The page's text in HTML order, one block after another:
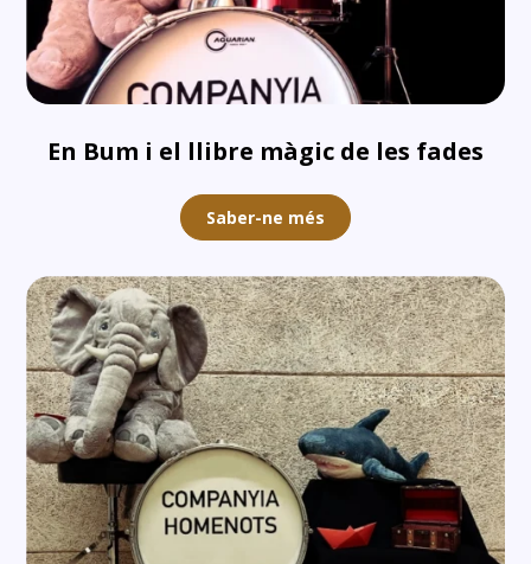
En Bum i el llibre màgic de les fades
Saber-ne més